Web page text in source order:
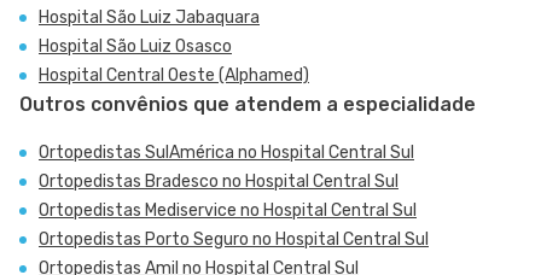
Hospital São Luiz Jabaquara
Hospital São Luiz Osasco
Hospital Central Oeste (Alphamed)
Outros convênios que atendem a especialidade
Ortopedistas SulAmérica no Hospital Central Sul
Ortopedistas Bradesco no Hospital Central Sul
Ortopedistas Mediservice no Hospital Central Sul
Ortopedistas Porto Seguro no Hospital Central Sul
Ortopedistas Amil no Hospital Central Sul